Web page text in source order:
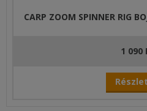
CARP ZOOM SPINNER RIG
1 090